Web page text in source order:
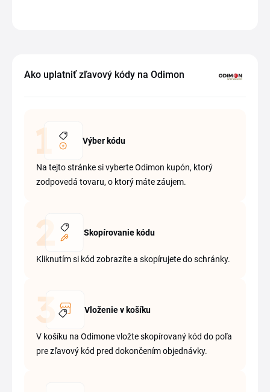
Ako uplatniť zľavový kódy na Odimon
Výber kódu
Na tejto stránke si vyberte Odimon kupón, ktorý
zodpovedá tovaru, o ktorý máte záujem.
Skopírovanie kódu
Kliknutím si kód zobrazíte a skopírujete do schránky.
Vloženie v košíku
V košíku na Odimone vložte skopírovaný kód do poľa
pre zľavový kód pred dokončením objednávky.